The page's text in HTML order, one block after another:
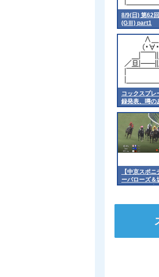
8/9(日) 第62
(GⅢ) part1
コックスプレ
録発表、噂の
ンダガンは登
来日の可能性
【中京スポニ
ーバローズ＆
ｷﾀ━━━━(ﾟ